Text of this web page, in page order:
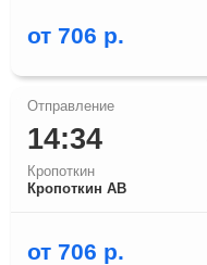
от 706 р.
14:34
Кропоткин
Кропоткин АВ
от 706 р.